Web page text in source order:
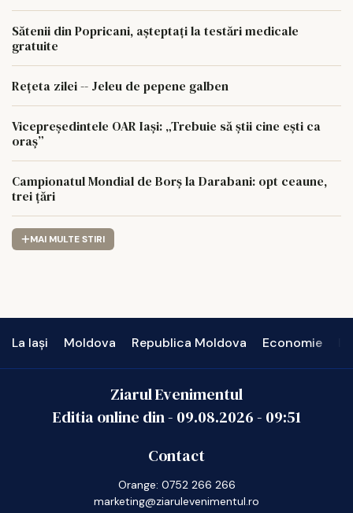
Sătenii din Popricani, așteptați la testări medicale
gratuite
Rețeta zilei -- Jeleu de pepene galben
Vicepreședintele OAR Iași: „Trebuie să știi cine ești ca
oraș”
Campionatul Mondial de Borș la Darabani: opt ceaune,
trei țări
MAI MULTE STIRI
La Iași Moldova Republica Moldova Economie
Ziarul Evenimentul
Editia online din - 09.08.2026- 09:51
Contact
Orange: 0752 266 266
marketing@ziarulevenimentul.ro